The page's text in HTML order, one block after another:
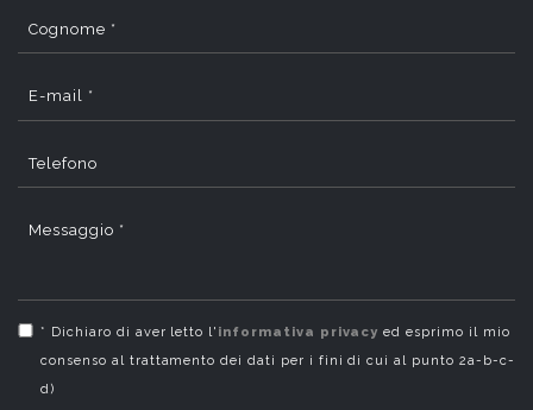
Cognome *
E-mail *
Telefono
Messaggio *
* Dichiaro di aver letto l' informativa privacy ed esprimo il mio
consenso al trattamento dei dati per i fini di cui al punto 2a-b-c-
d)